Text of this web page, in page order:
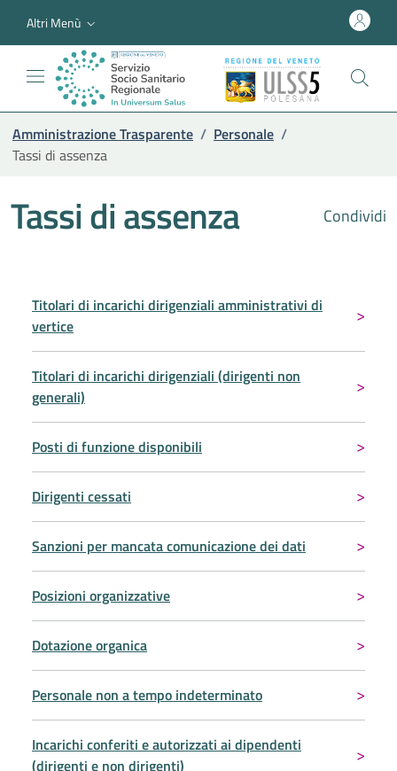
Altri Menù
Amministrazione Trasparente / Personale /
Tassi di assenza
Condividi
Tassi di assenza
Titolari di incarichi dirigenziali amministrativi di
vertice
Titolari di incarichi dirigenziali (dirigenti non
generali)
Posti di funzione disponibili
Dirigenti cessati
Sanzioni per mancata comunicazione dei dati
Posizioni organizzative
Dotazione organica
Personale non a tempo indeterminato
Incarichi conferiti e autorizzati ai dipendenti
(dirigenti e non dirigenti)